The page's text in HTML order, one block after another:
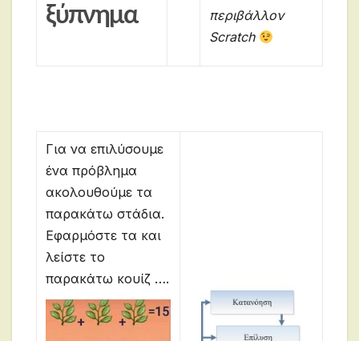
ξύπνημα
περιβάλλον
Scratch
Για να επιλύσουμε
ένα πρόβλημα
ακολουθούμε τα
παρακάτω στάδια.
Εφαρμόστε τα και
λείστε το
παρακάτω κουίζ ….